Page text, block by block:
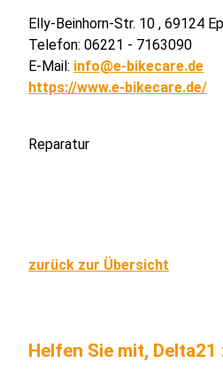
Elly-Beinhorn-Str. 10 , 69124
Telefon: 06221 - 7163090
E-Mail: info@e-bikecare.de
https://www.e-bikecare.de/
Reparatur
zurück zur Übersicht
Helfen Sie mit,